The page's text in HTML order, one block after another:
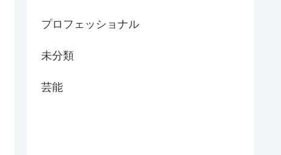
プロフェッショナル
未分類
芸能